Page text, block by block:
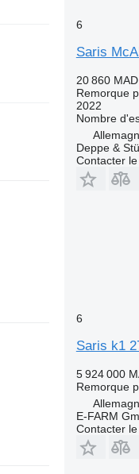
6
Saris
20 860 MAD
Remorque
2022
Nombre
Deppe &
Contacter
6
Saris k1
5 924 000
Remorque
E-FARM
Contacter